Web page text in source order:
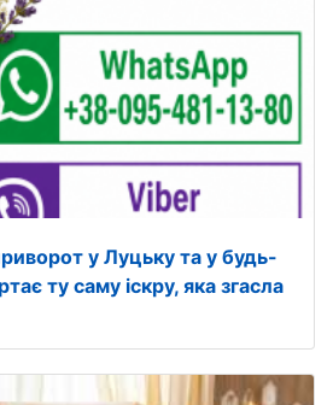
у Луцьку та у будь-
ту саму іскру, яка згасла